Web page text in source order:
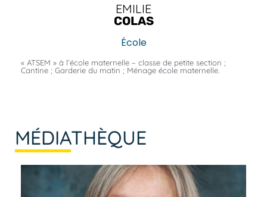
EMILIE
COLAS
École
« ATSEM » à l’école maternelle – classe de petite section ;
Cantine ; Garderie du matin ; Ménage école maternelle.
MÉDIATHÈQUE